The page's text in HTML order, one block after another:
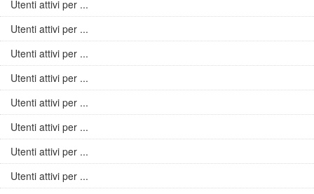
Utenti attivi per ...
Utenti attivi per ...
Utenti attivi per ...
Utenti attivi per ...
Utenti attivi per ...
Utenti attivi per ...
Utenti attivi per ...
Utenti attivi per ...